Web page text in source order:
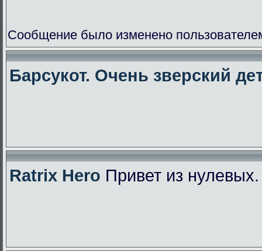
Сообщение было изменено
Барсукот. Очень зверский
Ratrix Hero Привет из